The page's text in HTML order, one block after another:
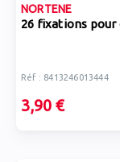
NORTENE
26 fixations pour
Réf : 8413246013444
3,90 €